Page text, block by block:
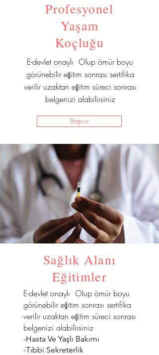
Profesyonel
Yaşam
Koçluğu
E-devlet onaylı Olup ömür boyu
görünebilir eğitim sonrası sertifika
verilir uzaktan eğitim süreci sonrası
belgenizi alabilirsiniz
Başvur
Sağlık Alanı
Eğitimler
E-devlet onaylı Olup ömür boyu
görünebilir eğitim sonrası sertifika
verilir uzaktan eğitim süreci sonrası
belgenizi alabilirsiniz
-Hasta Ve Yaşlı Bakımı
-Tıbbi Sekreterlik